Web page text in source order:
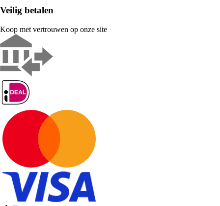
Veilig betalen
Koop met vertrouwen op onze site